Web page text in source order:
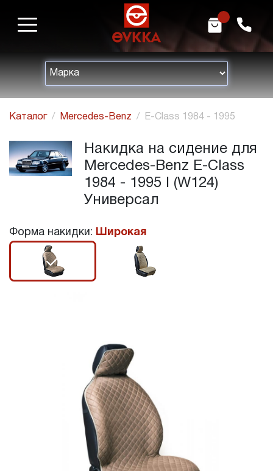
h m
Каталог Mercedes-Benz E-Class 1984 - 1995
Накидка на сидение для
Mercedes-Benz E-Class
1984 - 1995 I (W124)
Универсал
Форма накидки: Широкая
r